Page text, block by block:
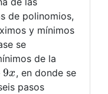
de polinomios,
y mínimos
se
de la
, en donde se
pasos